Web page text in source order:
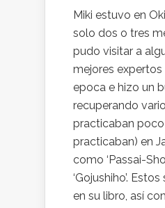
Miki estuvo en
solo dos o tres
pudo visitar a
mejores
epoca e hizo un
recuperando
practicaban poco
practicaban) en
como ‘Passai-
‘Gojushiho’.
en su libro, así